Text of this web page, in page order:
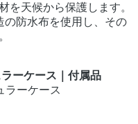
を天候から保護します。
の防水布を使用し、その
ーケース｜付属品